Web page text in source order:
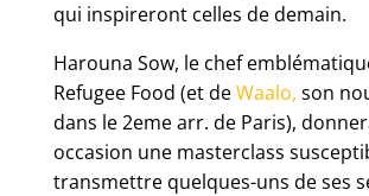
qui inspireront celles de demain.
Harouna Sow, le chef
Refugee Food (et deWaalo, son
dans le 2eme arr. de Paris),
occasion une masterclass
transmettre quelques-uns de ses